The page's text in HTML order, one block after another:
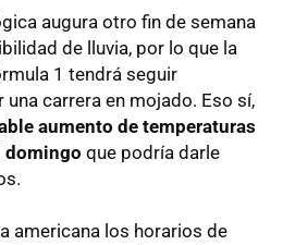
augura otro fin de semana
de lluvia, por lo que la
1 tendrá seguir
carrera en mojado. Eso sí,
aumento de temperaturas
domingo que podría darle
americana los horarios de